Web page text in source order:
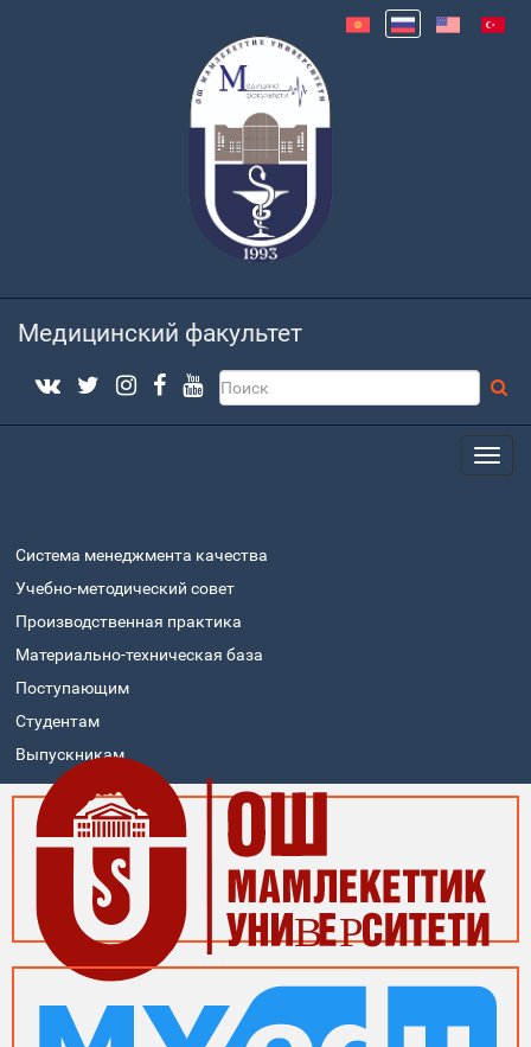
Медицинский факультет
Система менеджмента качества
Учебно-методический совет
Производственная практика
Материально-техническая база
Поступающим
Студентам
Выпускникам